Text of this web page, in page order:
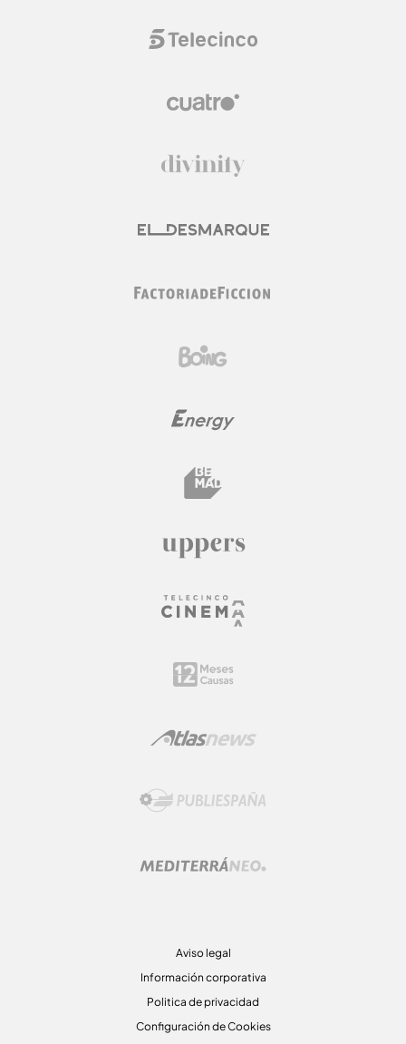
Aviso legal
Información corporativa
Politica de privacidad
Configuración de Cookies